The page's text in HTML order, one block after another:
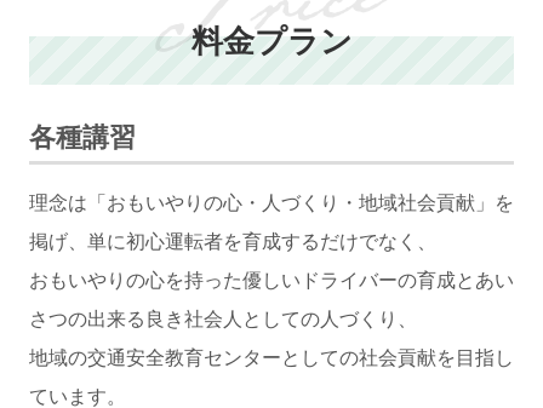
料金プラン
各種講習
理念は「おもいやりの心・人づくり・地域社会貢献」を
掲げ、単に初心運転者を育成するだけでなく、
おもいやりの心を持った優しいドライバーの育成とあい
さつの出来る良き社会人としての人づくり、
地域の交通安全教育センターとしての社会貢献を目指し
ています。